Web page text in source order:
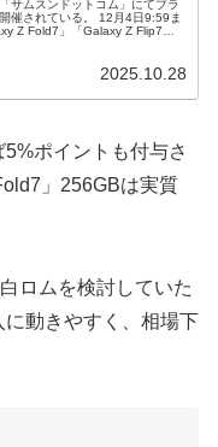
サムスンドットコム」にてブラ
催されている。 12月4日9:59ま
Z Fold7」「Galaxy Z Flip7」
2025.10.28
ポイントも付与さ
」256GBは実質
ロムを検討していた
に動きやすく、相場下